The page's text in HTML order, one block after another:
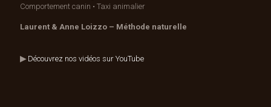
Comportement canin • Taxi animalier
Laurent & Anne Loizzo – Méthode naturelle
▶ Découvrez nos vidéos sur YouTube